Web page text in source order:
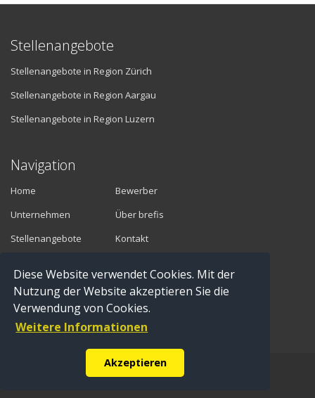
Diese Website verwendet Cookies. Mit der
Nutzung der Website akzeptieren Sie die
Verwendung von Cookies.
Weitere Informationen
Akzeptieren
Stellenangebote
Stellenangebote in Region Zürich
Stellenangebote in Region Aargau
Stellenangebote in Region Luzern
Navigation
Home
Unternehmen
Stellenangebote
Bewerber
Über brefis
Kontakt
Vermittler
Anmelden
Registrieren
© Copyright 2016 brefis personal ag - 6300 Zug |